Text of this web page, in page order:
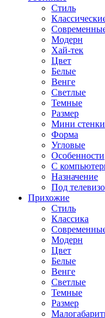
Стиль
Модерн
Хай-тек
Цвет
Белые
Венге
Светлые
Темные
Размер
Мини стенки
Форма
Угловые
Особенности
С
Назначение
Под
Прихожие
Стиль
Классика
Модерн
Цвет
Белые
Венге
Светлые
Темные
Размер